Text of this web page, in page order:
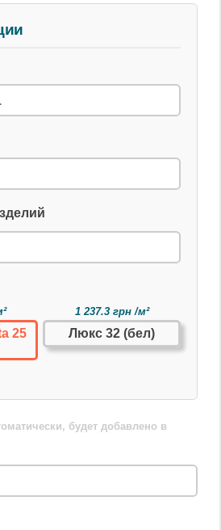
25
1 237.3 грн /м²
Люкс 32 (бел)
будет добавлено в